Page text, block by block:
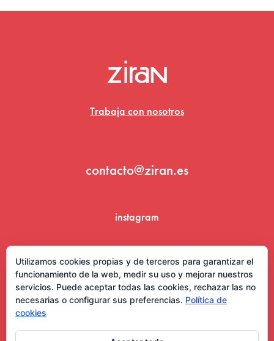
Trabaja con nosotros
contacto@ziran.es
instagram
Utilizamos cookies propias y de terceros para garantizar el
funcionamiento de la web, medir su uso y mejorar nuestros
servicios. Puede aceptar todas las cookies, rechazar las no
necesarias o configurar sus preferencias. Política de
cookies